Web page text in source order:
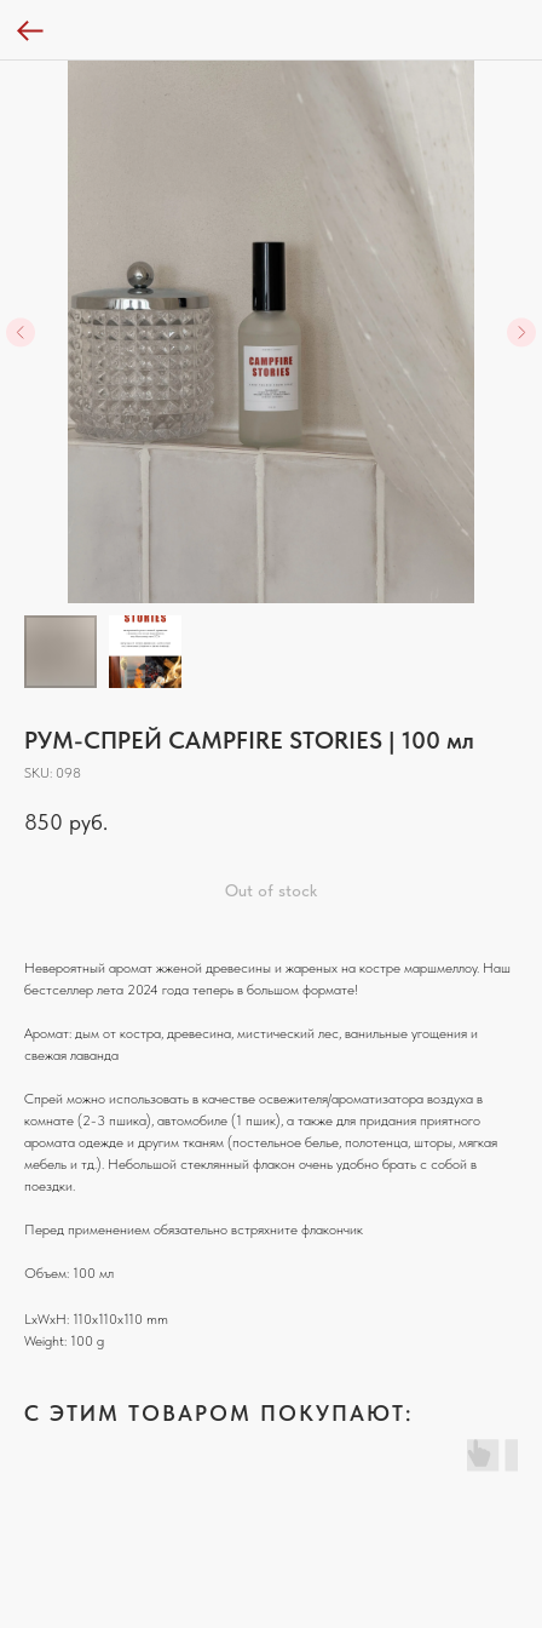
РУМ-СПРЕЙ CAMPFIRE STORIES | 100 мл
SKU: 098
850 руб.
Out of stock
Невероятный аромат жженой древесины и жареных на костре маршмеллоу. Наш
бестселлер лета 2024 года теперь в большом формате!
Аромат: дым от костра, древесина, мистический лес, ванильные угощения и
свежая лаванда
Спрей можно использовать в качестве освежителя/ароматизатора воздуха в
комнате (2-3 пшика), автомобиле (1 пшик), а также для придания приятного
аромата одежде и другим тканям (постельное белье, полотенца, шторы, мягкая
мебель и тд.). Небольшой стеклянный флакон очень удобно брать с собой в
поездки.
Перед применением обязательно встряхните флакончик
Объем: 100 мл
LxWxH: 110x110x110 mm
Weight: 100 g
C ЭТИМ ТОВАРОМ ПОКУПАЮТ: